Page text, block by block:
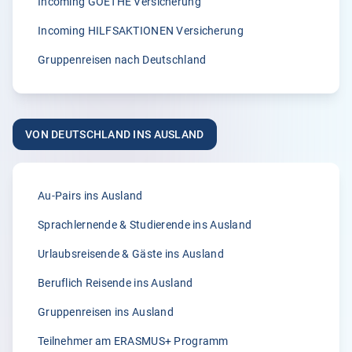
der Klemmer International Assekuradeur GmbH. Der
Grund dafür liegt in der Kompetenz der Ansprechpartner
sowie dem sehr guten Kundenservice und der
31.03.2026
Größwang! Sie war unglaublich freundlich, kompetent
Incoming HILFSAKTIONEN Versicherung
Gruppenreisen nach Deutschland
VON DEUTSCHLAND INS AUSLAND
Au-Pairs ins Ausland
Sprachlernende & Studierende ins Ausland
Urlaubsreisende & Gäste ins Ausland
Beruflich Reisende ins Ausland
Gruppenreisen ins Ausland
Teilnehmer am ERASMUS+ Programm